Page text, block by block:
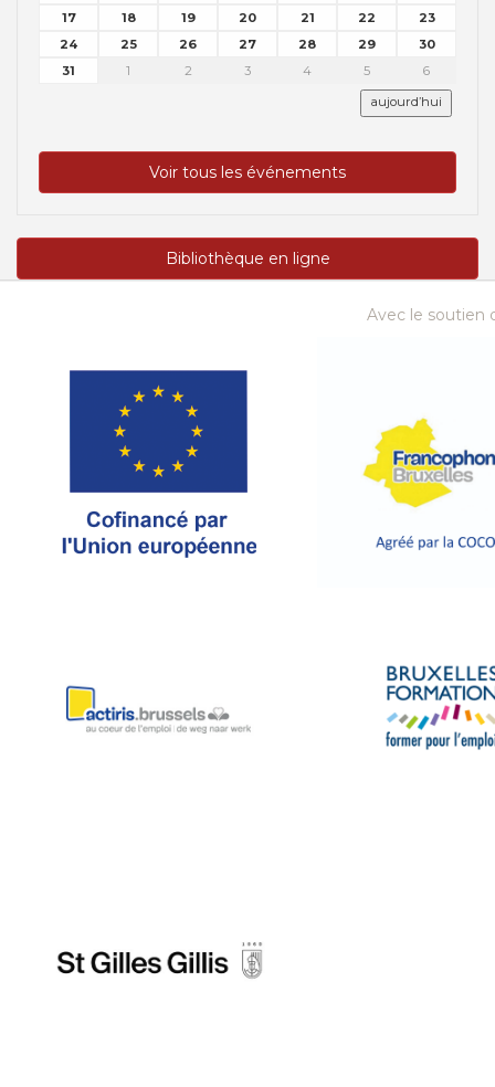
17
18 19 20 21 22
23
24
25 26 27 28 29
30
31
1 2 3 4 5 6
aujourd’hui
Voir tous les événements
Bibliothèque en ligne
Avec le soutien